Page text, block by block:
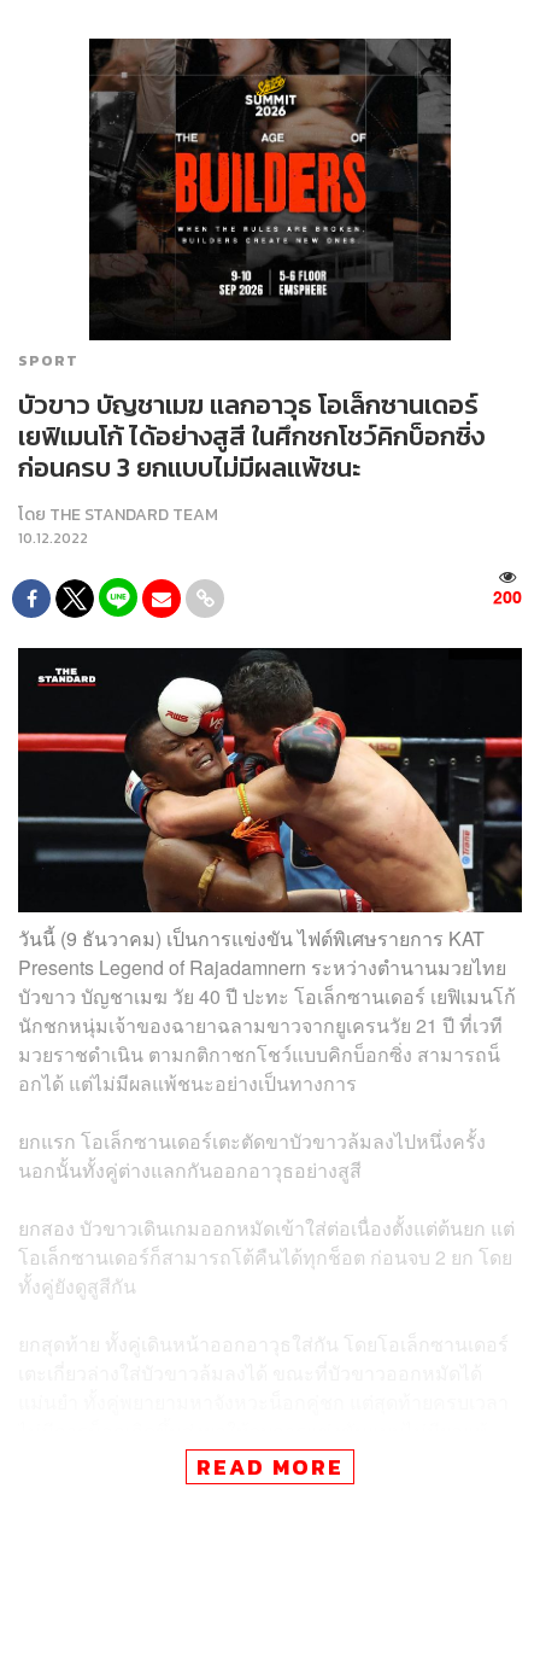
SPORT
บัวขาว บัญชาเมฆ แลกอาวุธ โอเล็กซานเดอร์
เยฟิเมนโก้ ได้อย่างสูสี ในศึกชกโชว์คิกบ็อกซิ่ง
ก่อนครบ 3 ยกแบบไม่มีผลแพ้ชนะ
โดย THE STANDARD TEAM
10.12.2022
200
วันนี้ (9 ธันวาคม) เป็นการแข่งขัน ไฟต์พิเศษรายการ KAT
Presents Legend of Rajadamnern ระหว่างตำนานมวยไทย
บัวขาว บัญชาเมฆ วัย 40 ปี ปะทะ โอเล็กซานเดอร์ เยฟิเมนโก้
นักชกหนุ่มเจ้าของฉายาฉลามขาวจากยูเครนวัย 21 ปี ที่เวที
มวยราชดำเนิน ตามกติกาชกโชว์แบบคิกบ็อกซิ่ง สามารถน็
อกได้ แต่ไม่มีผลแพ้ชนะอย่างเป็นทางการ
ยกแรก โอเล็กซานเดอร์เตะตัดขาบัวขาวล้มลงไปหนึ่งครั้ง
นอกนั้นทั้งคู่ต่างแลกกันออกอาวุธอย่างสูสี
ยกสอง บัวขาวเดินเกมออกหมัดเข้าใส่ต่อเนื่องตั้งแต่ต้นยก แต่
โอเล็กซานเดอร์ก็สามารถโต้คืนได้ทุกช็อต ก่อนจบ 2 ยก โดย
ทั้งคู่ยังดูสูสีกัน
ยกสุดท้าย ทั้งคู่เดินหน้าออกอาวุธใส่กัน โดยโอเล็กซานเดอร์
ชนะอย่างเป็นทางการ เนื่องจากเป็นการแข่งขันแบบชกโชว์
READ MORE